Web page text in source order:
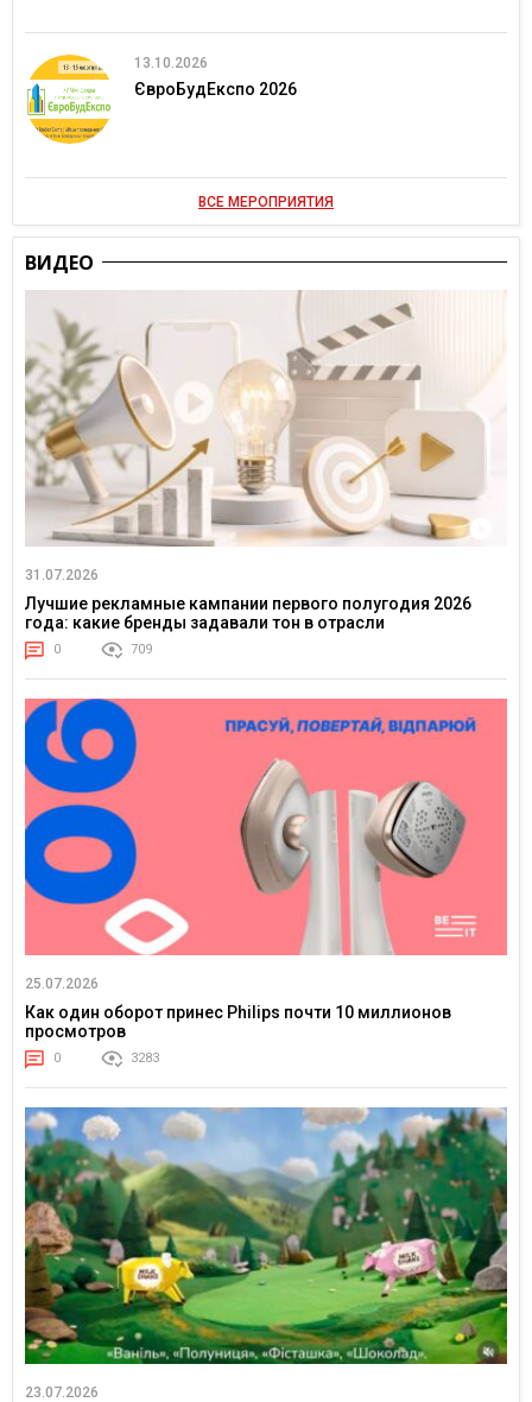
13.10.2026
ЄвроБудЕкспо 2026
ВСЕ МЕРОПРИЯТИЯ
ВИДЕО
31.07.2026
Лучшие рекламные кампании первого полугодия 2026
года: какие бренды задавали тон в отрасли
0 709
25.07.2026
Как один оборот принес Philips почти 10 миллионов
просмотров
0 3283
23.07.2026